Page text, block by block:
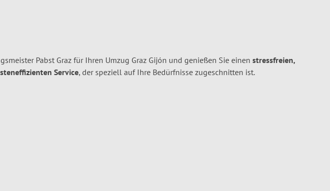
Pabst Graz für Ihren Umzug Graz Gijón und genießen Sie einen stressfreien,
Service, der speziell auf Ihre Bedürfnisse zugeschnitten ist.